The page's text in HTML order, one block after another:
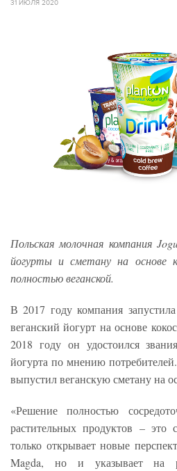
31 ИЮЛЯ 2020
Польская молочная компания
йогурты и сметану на основе
полностью веганской.
В 2017 году компания
веганский йогурт на основе
2018 году он удостоился
йогурта по мнению
выпустил веганскую сметану на
«Решение полностью
растительных продуктов –
только открывает новые
Magda, но и указывает на